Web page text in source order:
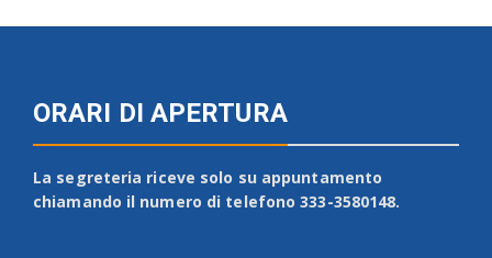
ORARI DI APERTURA
La segreteria riceve solo su appuntamento
chiamando il numero di telefono 333-3580148.